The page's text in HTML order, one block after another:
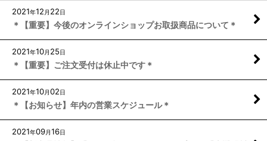
2021年12 月 22日
＊【重要】今後のオンラインショップお取扱商品について＊
2021年10月 25日
＊【重要】ご注文受付は休止中です＊
2021年10月02日
＊【お知らせ】年内の営業スケジュール＊
2021年09月16日